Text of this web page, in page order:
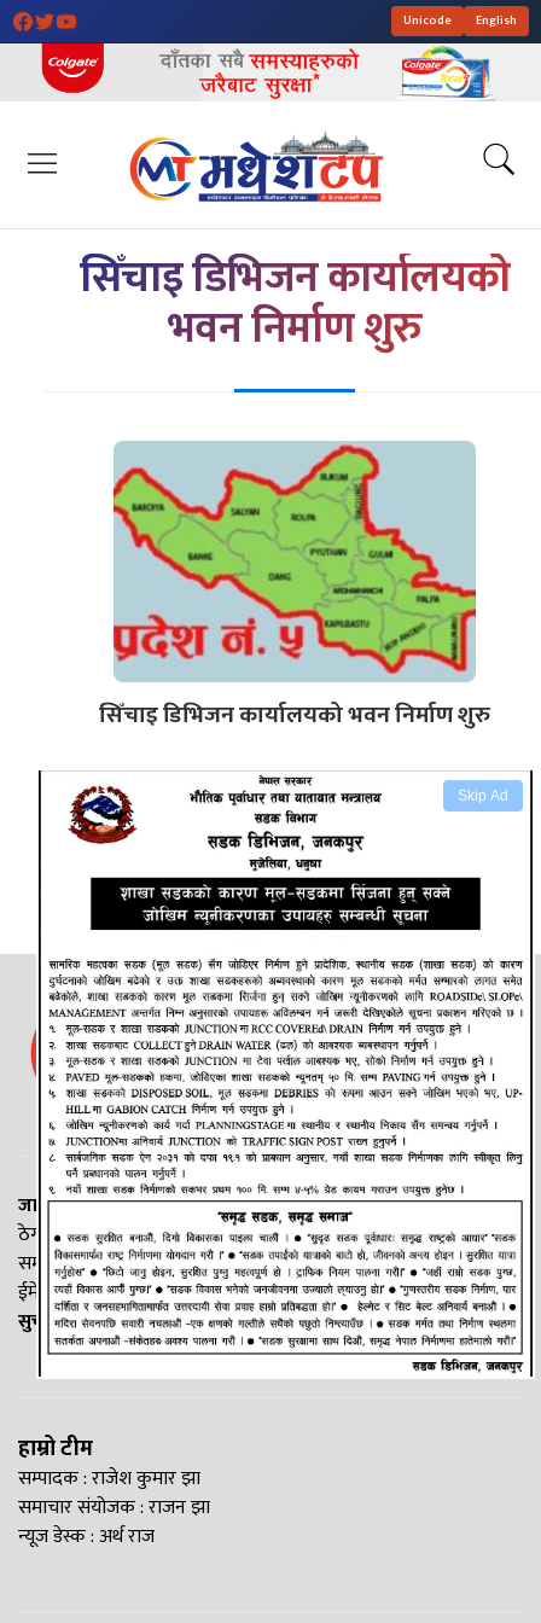
Skip Ad
Unicode English
सिँचाइ डिभिजन कार्यालयको
भवन निर्माण शुरु
सिँचाइ डिभिजन कार्यालयको भवन निर्माण शुरु
जानकी न्यूज नेटवर्क
ठेगाना: लक्ष्मीनियाँ -७, मधेश प्रदेश
सम्पर्क नं. : +977-9844100829
ईमेल:Madheshtopnews@gmail.com
सुचना विभाग दर्ता नं. २५४०/२०७७/७८
हाम्रो टीम
सम्पादक : राजेश कुमार झा
समाचार संयोजक : राजन झा
न्यूज डेस्क : अर्थ राज